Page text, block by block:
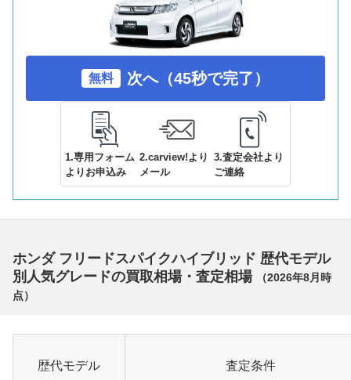
無料 次へ（45秒で完了）
1.専用フォーム
よりお申込み
2.carview!より
メール
3.査定会社より
ご連絡
ホンダ フリードスパイクハイブリッド 歴代モデル
別人気グレードの買取相場・査定相場
（2026年8月 時
点）
歴代モデル 査定条件